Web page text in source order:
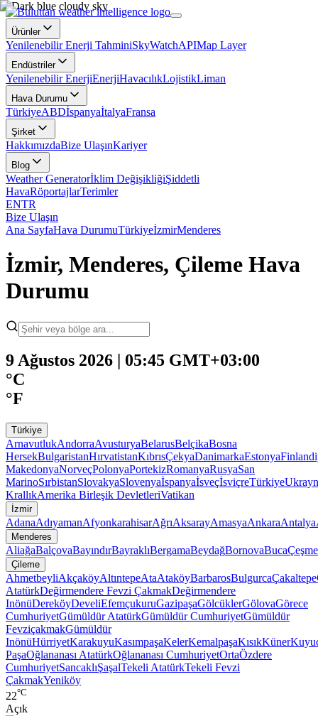
Ürünler
Yenilenebilir Enerji TahminiSkyWatchAPIMap Layer
Endüstriler
Yenilenebilir EnerjiEnerjiHavacılıkLojistikLiman
Hava Durumu
TürkiyeABDİspanyaİtalyaFransa
Şirket
HakkımızdaBize UlaşınKariyer
Blog
Weather Generatorİklim DeğişikliğiŞiddetli
HavaRöportajlarTerimler
ENTR
Bize Ulaşın
Ana SayfaHava DurumuTürkiyeİzmirMenderes
İzmir, Menderes, Çileme Hava
Durumu
9 Ağustos 2026 | 05:45 GMT+03:00
°C
°F
Türkiye
ArnavutlukAndorraAvusturyaBelarusBelçikaBosna
HersekBulgaristanHırvatistanKıbrısÇekyaDanimarkaEstonya
MakedonyaNorveçPolonyaPortekizRomanyaRusyaSan
MarinoSırbistanSlovakyaSlovenyaİspanyaİsveçİsviçreTürkiye
KrallıkAmerika Birleşik DevletleriVatikan
İzmir
AdanaAdıyamanAfyonkarahisarAğrıAksarayAmasyaAnkaraAntalya
Menderes
AliağaBalçovaBayındırBayraklıBergamaBeydağBornovaBucaÇeşme
Çileme
AhmetbeyliAkçaköyAltıntepeAtaAtaköyBarbarosBulgurcaÇakaltepe
AtatürkDeğirmendere Fevzi ÇakmakDeğirmendere
InönüDereköyDeveliEfemçukuruGazipaşaGölcüklerGölovaGörece
CumhuriyetGümüldür AtatürkGümüldür CumhuriyetGümüldür
FevziçakmakGümüldür
InönüHürriyetKarakuyuKasımpaşaKelerKemalpaşaKısıkKüner
PaşaOğlananası AtatürkOğlananası CumhuriyetOrtaÖzdere
CumhuriyetSancaklıŞaşalTekeli AtatürkTekeli Fevzi
ÇakmakYeniköy
22°C
Açık